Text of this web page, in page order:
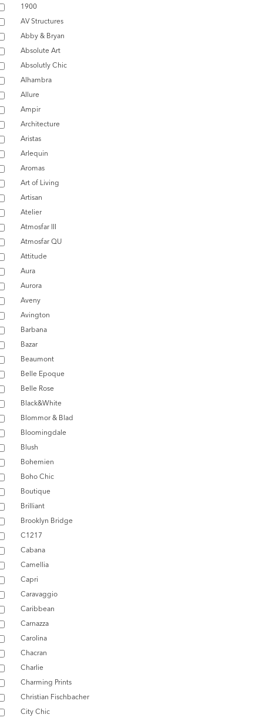
1900
AV Structures
Abby & Bryan
Absolute Art
Absolutly Chic
Alhambra
Allure
Ampir
Architecture
Aristas
Arlequin
Aromas
Art of Living
Artisan
Atelier
Atmosfar III
Atmosfar QU
Attitude
Aura
Aurora
Aveny
Avington
Barbana
Bazar
Beaumont
Belle Epoque
Belle Rose
Black&White
Blommor & Blad
Bloomingdale
Blush
Bohemien
Boho Chic
Boutique
Brilliant
Brooklyn Bridge
C1217
Cabana
Camellia
Capri
Caravaggio
Caribbean
Carnazza
Carolina
Chacran
Charlie
Charming Prints
Christian Fischbacher
City Chic